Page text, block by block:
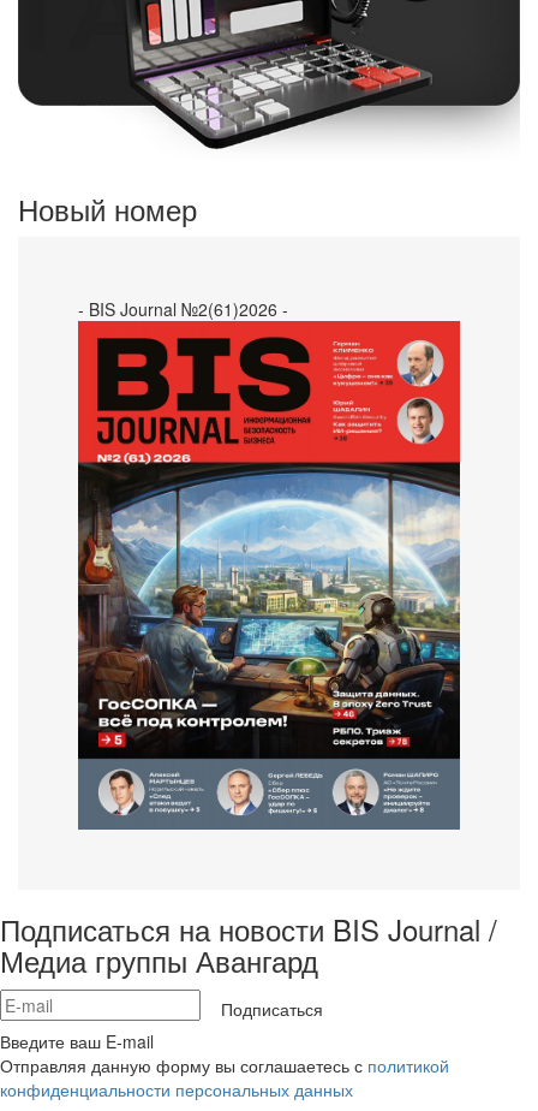
Новый номер
- BIS Journal №2(61)2026 -
Подписаться на новости BIS Journal /
Медиа группы Авангард
Подписаться
Введите ваш E-mail
Отправляя данную форму вы соглашаетесь с политикой
конфиденциальности персональных данных